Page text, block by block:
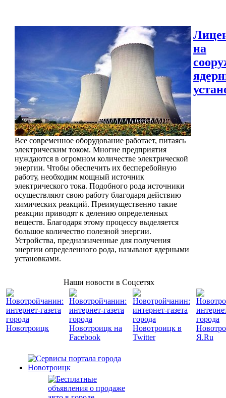
Все современное оборудование работает, питаясь
электрическим током. Многие предприятия
нуждаются в огромном количестве электрической
энергии. Чтобы обеспечить их бесперебойную
работу, необходим мощный источник
электрического тока. Подобного рода источники
осуществляют свою работу благодаря действию
химических реакций. Преимущественно такие
реакции приводят к делению определенных
веществ. Благодаря этому процессу выделяется
большое количество полезной энергии.
Устройства, предназначенные для получения
энергии определенного рода, называют ядерными
установками.
на
Наши новости в Соцсетях